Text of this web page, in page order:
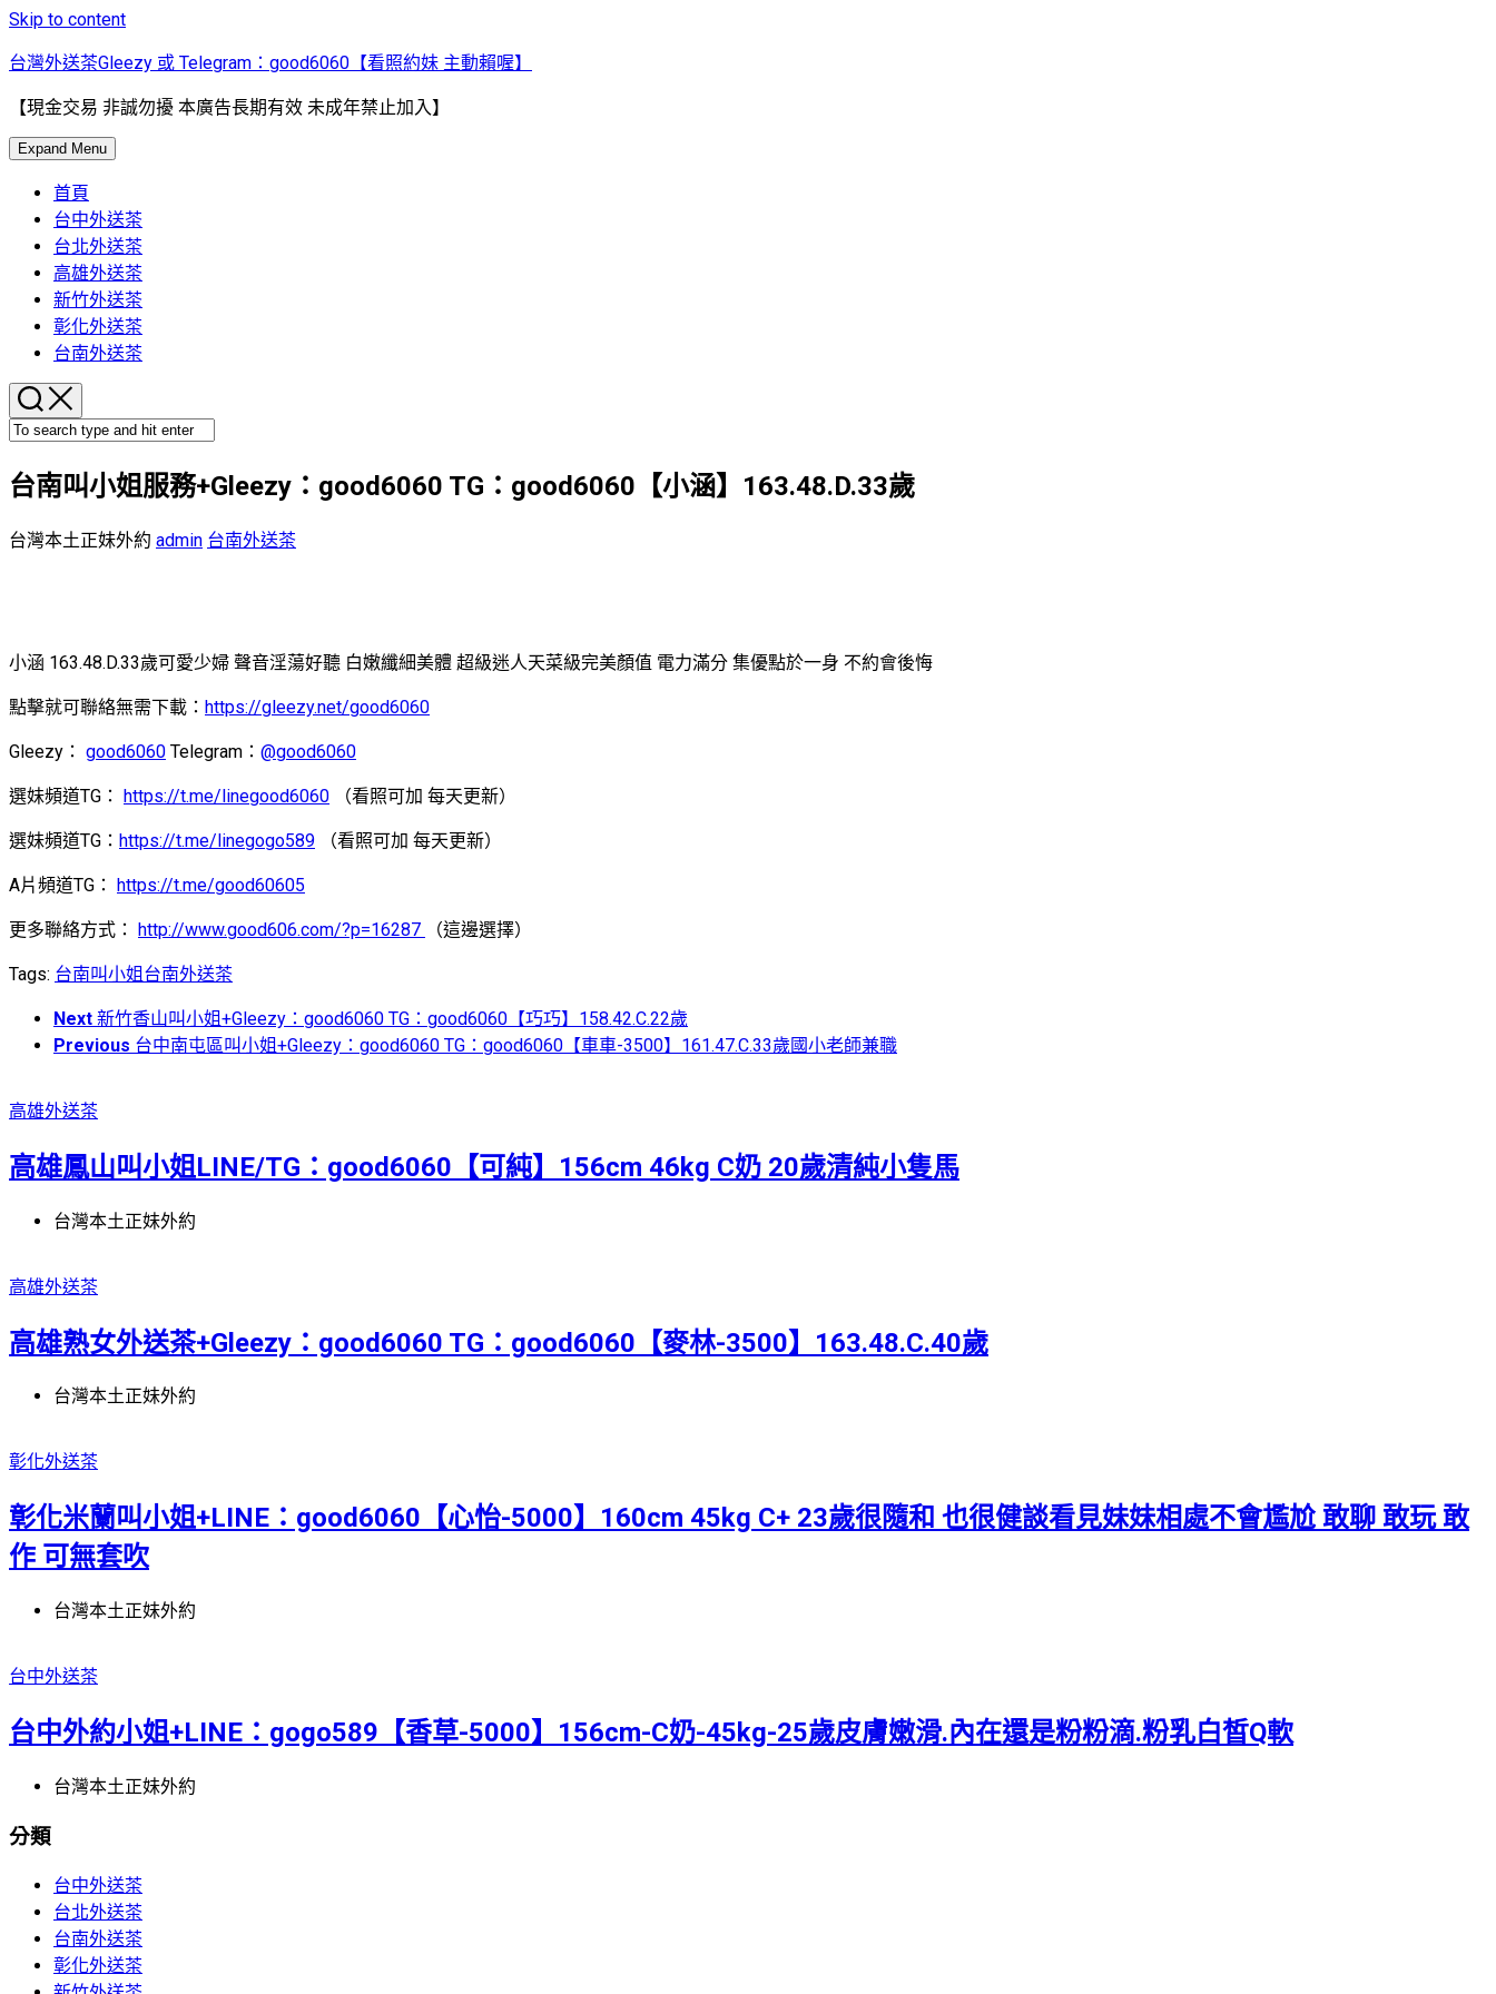
Skip to content
台灣外送茶Gleezy 或 Telegram：good6060【看照約妹 主動賴喔】
【現金交易 非誠勿擾 本廣告長期有效 未成年禁止加入】
Expand Menu
首頁
台中外送茶
台北外送茶
高雄外送茶
新竹外送茶
彰化外送茶
台南外送茶
台南叫小姐服務+Gleezy：good6060 TG：good6060【小涵】163.48.D.33歲
台灣本土正妹外約 admin 台南外送茶
小涵 163.48.D.33歲可愛少婦 聲音淫蕩好聽 白嫩纖細美體 超級迷人天菜級完美顏值 電力滿分 集優點於一身 不約會後悔
點擊就可聯絡無需下載： https://gleezy.net/good6060
Gleezy： good6060 Telegram： @good6060
選妹頻道TG： https://t.me/linegood6060 （看照可加 每天更新）
選妹頻道TG： https://t.me/linegogo589 （看照可加 每天更新）
A片頻道TG： https://t.me/good60605
更多聯絡方式： http://www.good606.com/?p=16287 （這邊選擇）
Tags: 台南叫小姐 台南外送茶
Next 新竹香山叫小姐+Gleezy：good6060 TG：good6060【巧巧】158.42.C.22歲
Previous 台中南屯區叫小姐+Gleezy：good6060 TG：good6060【車車-3500】161.47.C.33歲國小老師兼職
高雄外送茶
高雄鳳山叫小姐LINE/TG：good6060【可純】156cm 46kg C奶 20歲清純小隻馬
台灣本土正妹外約
高雄外送茶
高雄熟女外送茶+Gleezy：good6060 TG：good6060【麥林-3500】163.48.C.40歲
台灣本土正妹外約
彰化外送茶
彰化米蘭叫小姐+LINE：good6060【心怡-5000】160cm 45kg C+ 23歲很隨和 也很健談看見妹妹相處不會尷尬 敢聊 敢玩 敢
作 可無套吹
台灣本土正妹外約
台中外送茶
台中外約小姐+LINE：gogo589【香草-5000】156cm-C奶-45kg-25歲皮膚嫩滑.內在還是粉粉滴.粉乳白皙Q軟
台灣本土正妹外約
分類
台中外送茶
台北外送茶
台南外送茶
彰化外送茶